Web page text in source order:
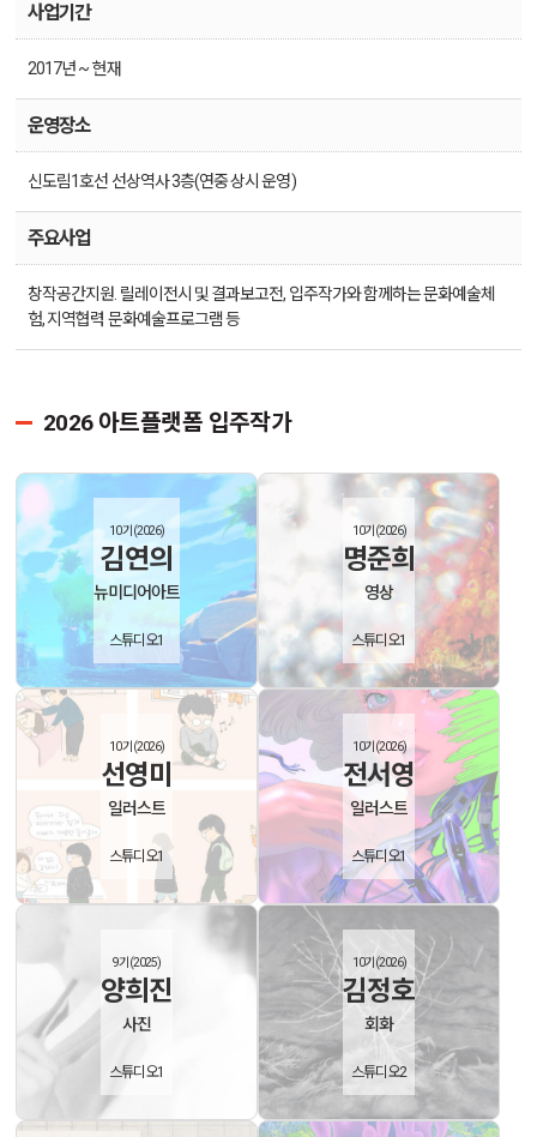
사업기간
2017년 ~ 현재
운영장소
신도림1호선 선상역사 3층(연중 상시 운영)
주요사업
창작공간지원. 릴레이전시 및 결과보고전, 입주작가와 함께하는 문화예술체
험, 지역협력 문화예술프로그램 등
2026 아트플랫폼 입주작가
10기(2026)
김연의
뉴미디어아트
스튜디오1
10기(2026)
명준희
영상
스튜디오1
10기(2026)
선영미
일러스트
스튜디오1
10기(2026)
전서영
일러스트
스튜디오1
9기(2025)
양희진
사진
스튜디오1
10기(2026)
김정호
회화
스튜디오2